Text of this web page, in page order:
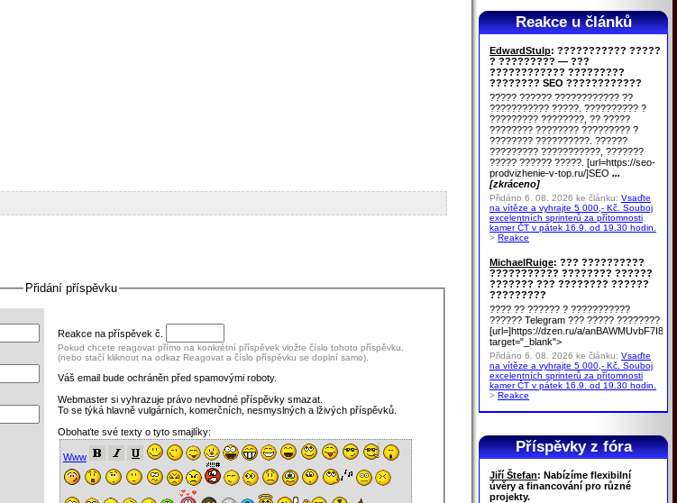
Přidání příspěvku
Reakce na příspěvek č.
Pokud chcete reagovat přímo na konkrétní příspěvek vložte číslo tohoto příspěvku.
(nebo stačí kliknout na odkaz Reagovat a číslo příspěvku se doplní samo).
Váš email bude ochráněn před spamovými roboty.
Webmaster si vyhrazuje právo nevhodné příspěvky smazat.
To se týká hlavně vulgárních, komerčních, nesmyslných a lživých příspěvků.
Obohaťte své texty o tyto smajlíky:
Www
Reakce u článků
EdwardStulp: ??????????? ?????
? ????????? — ???
???????????? ?????????
???????? SEO ????????????
????? ?????? ???????????? ??
??????????? ?????. ?????????? ?
????????? ????????, ?? ?????
???????? ???????? ????????? ?
???????? ??????????. ??????
????????? ???????????, ???????
????? ?????? ?????. [url=https://seo-
prodvizhenie-v-top.ru/]SEO ...
[zkráceno]
Přidáno 6. 08. 2026 ke článku: Vsaďte
na vítěze a vyhrajte 5 000,- Kč. Souboj
excelentních sprinterů za přítomnosti
kamer ČT v pátek 16.9. od 19.30 hodin.
> Reakce
MichaelRuige: ??? ??????????
??????????? ???????? ??????
??????? ??? ???????? ??????
?????????
???? ?? ?????? ? ???????????
?????? Telegram ??? ????? ????????
[url=]https://dzen.ru/a/
target="_blank">
Přidáno 6. 08. 2026 ke článku: Vsaďte
na vítěze a vyhrajte 5 000,- Kč. Souboj
excelentních sprinterů za přítomnosti
kamer ČT v pátek 16.9. od 19.30 hodin.
> Reakce
Příspěvky z fóra
Jiří Štefan: Nabízíme flexibilní
úvěry a financování pro různé
projekty.